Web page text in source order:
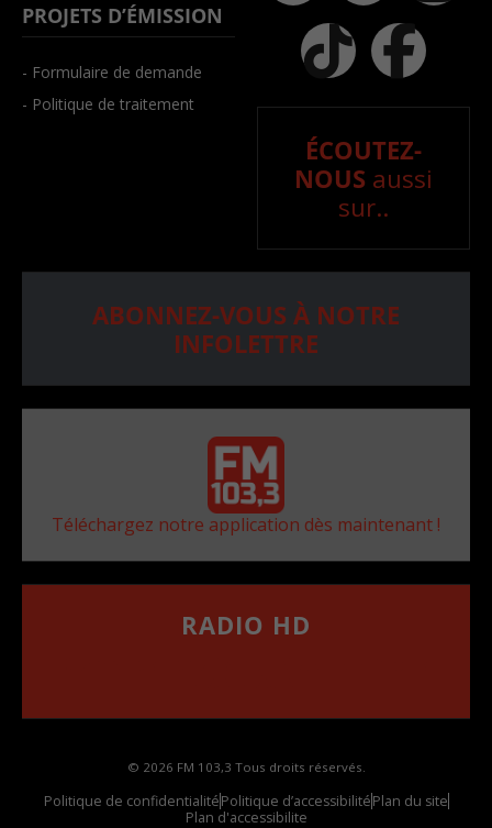
PROJETS D’ÉMISSION
- Formulaire de demande
- Politique de traitement
ÉCOUTEZ-
NOUS aussi
sur..
ABONNEZ-VOUS À NOTRE
INFOLETTRE
Téléchargez notre application dès maintenant !
RADIO HD
© 2026 FM 103,3 Tous droits réservés.
Politique de confidentialitéPolitique d’accessibilitéPlan du site
Plan d'accessibilite